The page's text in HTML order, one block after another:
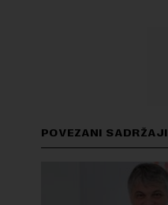
POVEZANI SADRŽAJI